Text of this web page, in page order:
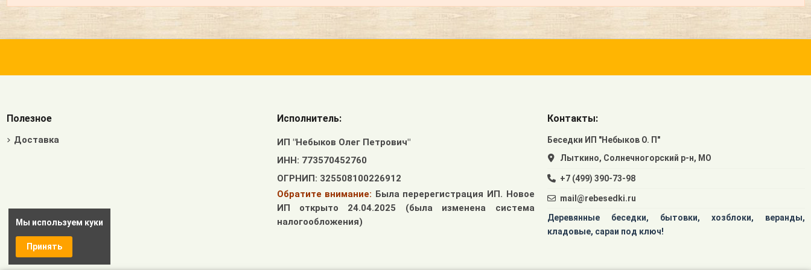
Полезное
Доставка
Исполнитель:
ИП "Небыков Олег Петрович"
ИНН: 773570452760
ОГРНИП: 325508100226912
Обратите внимание: Была перерегистрация ИП. Новое
ИП открыто 24.04.2025 (была изменена система
налогообложения)
Контакты:
Беседки ИП "Небыков О. П"
Лыткино, Солнечногорский р-н, МО
+7 (499) 390-73-98
mail@rebesedki.ru
Деревянные беседки, бытовки, хозблоки, веранды,
кладовые, сараи под ключ!
Мы используем куки
Принять